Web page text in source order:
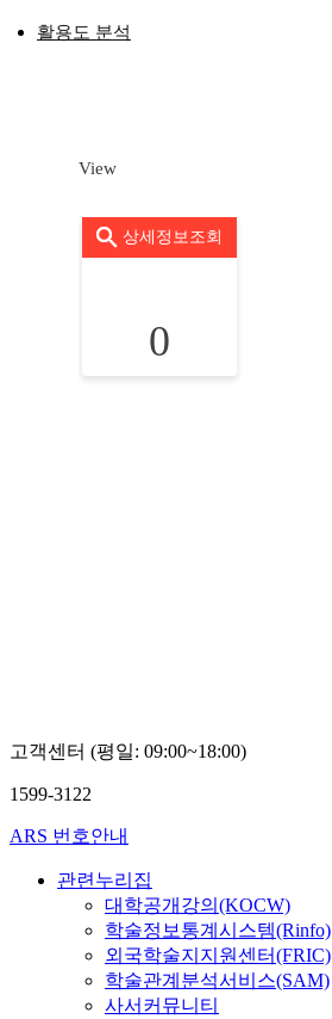
활용도 분석
View
상세정보조회
0
고객센터 (평일: 09:00~18:00)
1599-3122
ARS 번호안내
관련누리집
대학공개강의(KOCW)
학술정보통계시스템(Rinfo)
외국학술지지원센터(FRIC)
학술관계분석서비스(SAM)
사서커뮤니티